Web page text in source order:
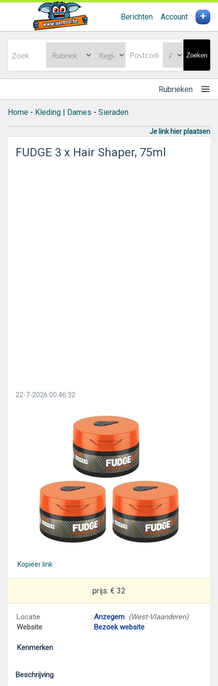
Berichten Account +
Zoeken
Rubrieken
Home - Kleding | Dames - Sieraden
Je link hier plaatsen
FUDGE 3 x Hair Shaper, 75ml
22-7-2026 00:46:32
Kopieer link
prijs: € 32
Locatie : Anzegem (West-Vlaanderen)
Website
: Bezoek website
Kenmerken
Beschrijving